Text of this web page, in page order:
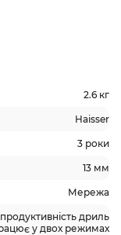
2.6 кг
Haisser
3 роки
13 мм
Мережа
дриль
у двох режимах